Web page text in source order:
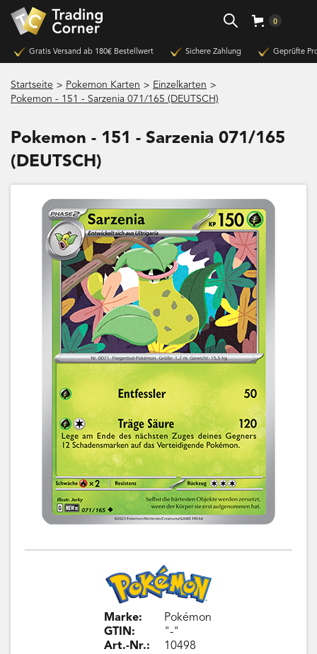
0
Gratis Versand ab 180€ Bestellwert Sichere Zahlung Geprüfte
Startseite > Pokemon Karten > Einzelkarten >
Pokemon - 151 - Sarzenia 071/165 (DEUTSCH)
Pokemon - 151 - Sarzenia 071/165
(DEUTSCH)
Marke:
GTIN:
Art.-Nr.:
Pokémon
"-"
10498